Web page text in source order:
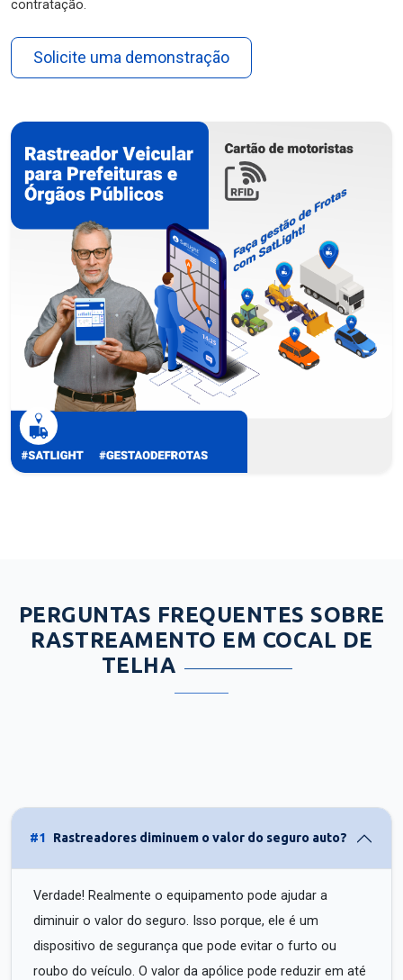
contratação.
Solicite uma demonstração
PERGUNTAS FREQUENTES SOBRE
RASTREAMENTO EM COCAL DE
TELHA
#1 Rastreadores diminuem o valor do seguro auto?
Verdade! Realmente o equipamento pode ajudar a
diminuir o valor do seguro. Isso porque, ele é um
dispositivo de segurança que pode evitar o furto ou
roubo do veículo. O valor da apólice pode reduzir em até